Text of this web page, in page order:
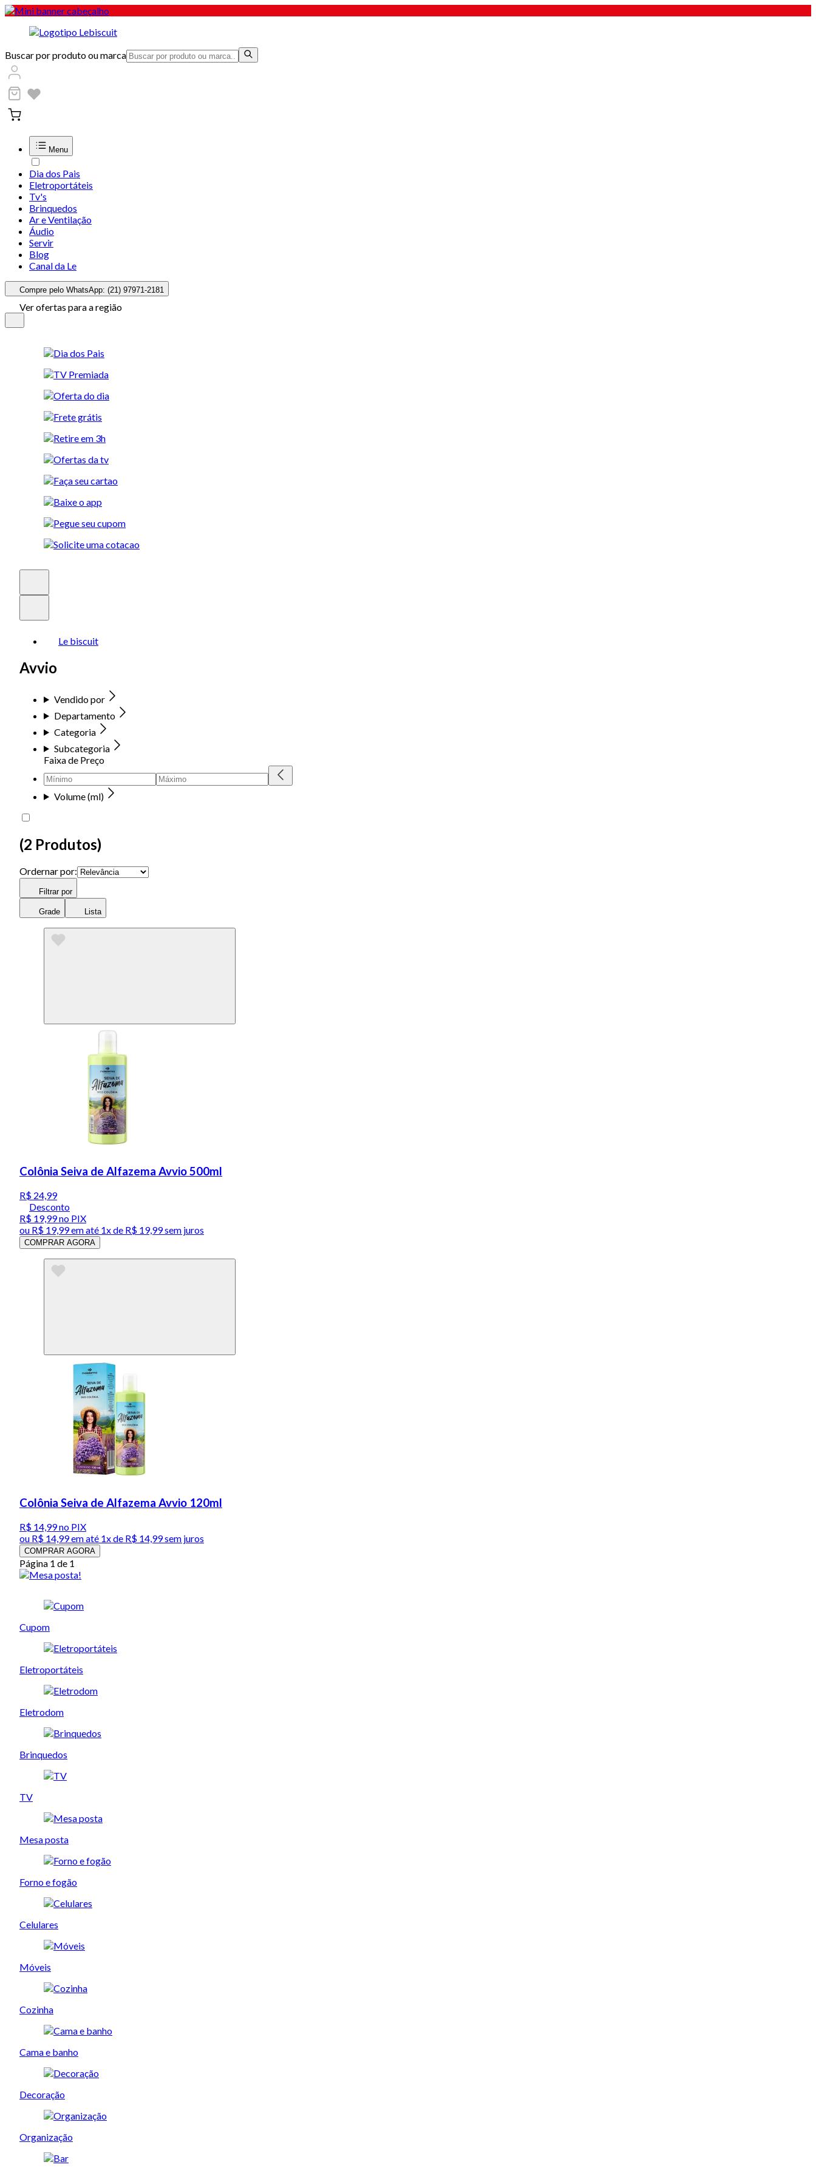
Buscar por produto ou marca
Menu
Dia dos Pais
Eletroportáteis
Tv's
Brinquedos
Ar e Ventilação
Áudio
Servir
Blog
Canal da Le
Compre pelo WhatsApp: (21) 97971-2181
Ver ofertas para a região
Le biscuit
Avvio
Vendido por
Departamento
Categoria
Subcategoria
Faixa de Preço
Volume (ml)
(2 Produtos)
Ordernar por:
Filtrar por
Grade Lista
Colônia Seiva de Alfazema Avvio 500ml
R$ 24,99
Desconto
R$ 19,99no PIX
ou R$ 19,99em até 1x de R$ 19,99sem juros
COMPRAR AGORA
Colônia Seiva de Alfazema Avvio 120ml
R$ 14,99no PIX
ou R$ 14,99em até 1x de R$ 14,99sem juros
COMPRAR AGORA
Página 1 de 1
Cupom
Eletroportáteis
Eletrodom
Brinquedos
TV
Mesa posta
Forno e fogão
Celulares
Móveis
Cozinha
Cama e banho
Decoração
Organização